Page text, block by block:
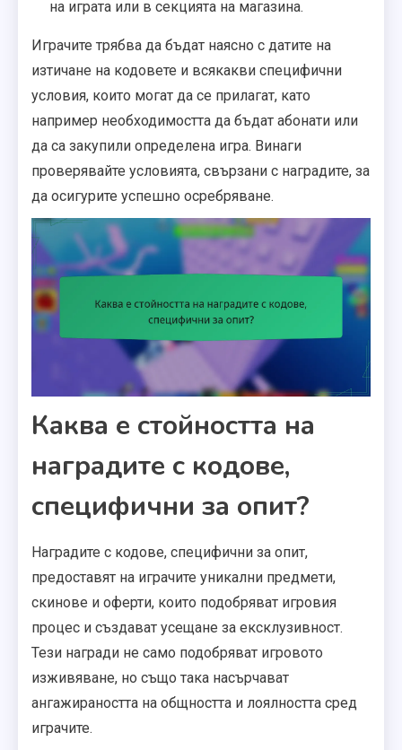
на играта или в секцията на магазина.
Играчите трябва да бъдат наясно с датите на
изтичане на кодовете и всякакви специфични
условия, които могат да се прилагат, като
например необходимостта да бъдат абонати или
да са закупили определена игра. Винаги
проверявайте условията, свързани с наградите, за
да осигурите успешно осребряване.
Каква е стойността на
наградите с кодове,
специфични за опит?
Наградите с кодове, специфични за опит,
предоставят на играчите уникални предмети,
скинове и оферти, които подобряват игровия
процес и създават усещане за ексклузивност.
Тези награди не само подобряват игровото
изживяване, но също така насърчават
ангажираността на общността и лоялността сред
играчите.